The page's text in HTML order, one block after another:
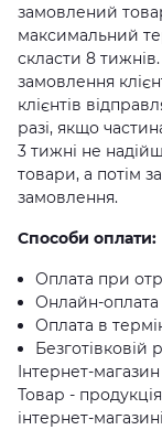
замовлений
максимальний
скласти 8
замовлення
клієнтів
разі, якщо
3 тижні не
товари, а потім
замовлення.
Способи оплати:
Оплата при
Онлайн-
Оплата в
Безготівковій
Інтернет-
Товар -
інтернет-